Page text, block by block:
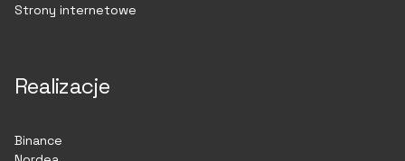
Strony internetowe
Realizacje
Binance